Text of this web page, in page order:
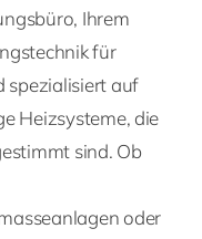
Ihrem
für
spezialisiert auf
Heizsysteme, die
sind. Ob
oder